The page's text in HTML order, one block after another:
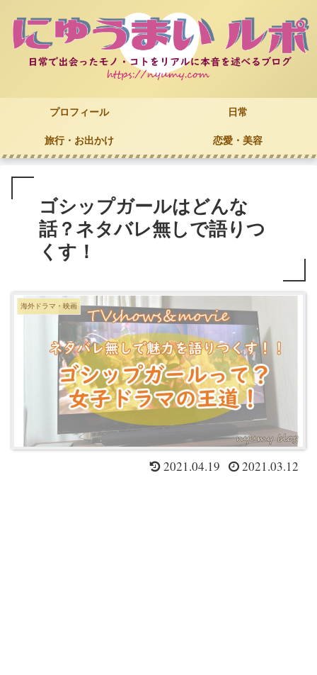
プロフィール 日常
旅行・お出かけ 恋愛・美容
ゴシップガールはどんな
話？ネタバレ無しで語りつ
くす！
海外ドラマ・映画
2021.04.19 2021.03.12